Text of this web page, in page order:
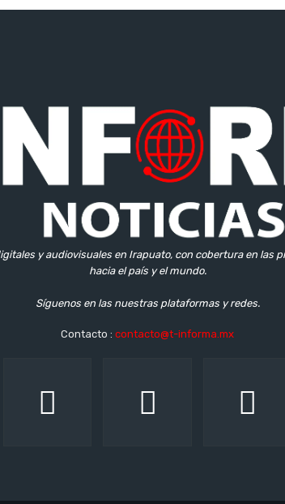
y audiovisuales en Irapuato, con cobertura en las
hacia el país y el mundo.
Síguenos en las nuestras plataformas y redes.
Contacto : contacto@t-informa.mx